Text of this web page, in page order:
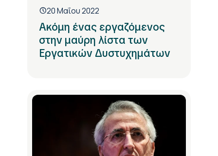
20 Μαΐου 2022
Ακόμη ένας εργαζόμενος
στην μαύρη λίστα των
Εργατικών Δυστυχημάτων